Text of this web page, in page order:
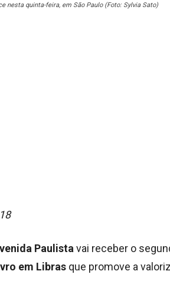
nesta quinta-feira, em São Paulo (Foto: Sylvia Sato)
Paulista vai receber o
em Libras que promove a